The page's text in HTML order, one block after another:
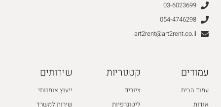
03-6023699
054-4746298
art2rent@art2rent.co.il
עמודים
עמוד הבית
אודות
קטגוריות
ציורים
ליטוגרפיות
שירותים
ייעוץ אומנותי
שירות למשרד